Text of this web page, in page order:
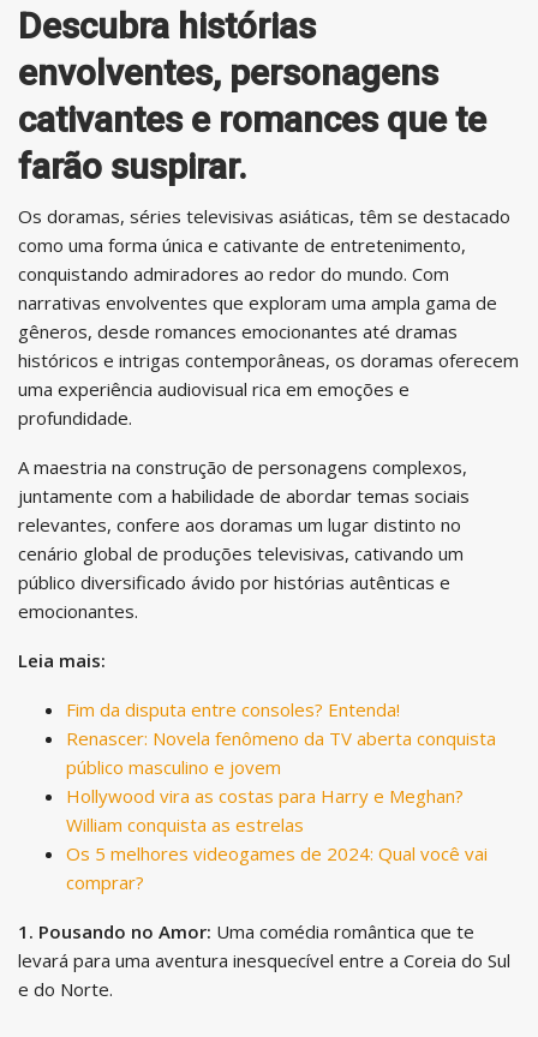
Descubra histórias
envolventes, personagens
cativantes e romances que te
farão suspirar.
Os doramas, séries televisivas asiáticas, têm se destacado
como uma forma única e cativante de entretenimento,
conquistando admiradores ao redor do mundo. Com
narrativas envolventes que exploram uma ampla gama de
gêneros, desde romances emocionantes até dramas
históricos e intrigas contemporâneas, os doramas oferecem
uma experiência audiovisual rica em emoções e
profundidade.
A maestria na construção de personagens complexos,
juntamente com a habilidade de abordar temas sociais
relevantes, confere aos doramas um lugar distinto no
cenário global de produções televisivas, cativando um
público diversificado ávido por histórias autênticas e
emocionantes.
Leia mais:
Fim da disputa entre consoles? Entenda!
Renascer: Novela fenômeno da TV aberta conquista
público masculino e jovem
Hollywood vira as costas para Harry e Meghan?
William conquista as estrelas
Os 5 melhores videogames de 2024: Qual você vai
comprar?
1. Pousando no Amor: Uma comédia romântica que te
levará para uma aventura inesquecível entre a Coreia do Sul
e do Norte.